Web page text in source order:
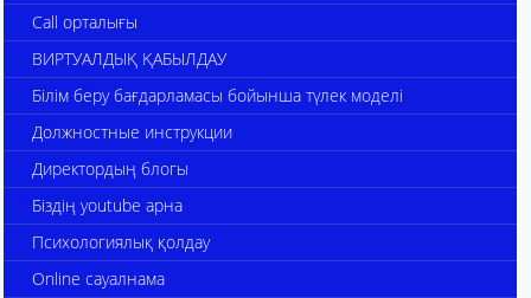
Call орталығы
ВИРТУАЛДЫҚ ҚАБЫЛДАУ
Білім беру бағдарламасы бойынша түлек моделі
Должностные инструкции
Директордың блогы
Біздің youtube арна
Психологиялық қолдау
Online сауалнама